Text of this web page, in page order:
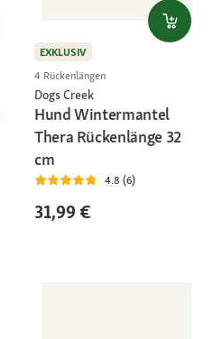
EXKLUSIV
4 Rückenlängen
Dogs Creek
Hund Wintermantel
Thera Rückenlänge 32
cm
4.8 (6)
31,99 €